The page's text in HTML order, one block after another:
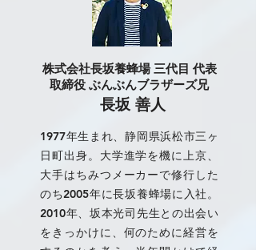
株式会社長坂養蜂場 三代目 代表
取締役 ぶんぶんブラザーズ兄
長坂 善人
1977年生まれ、静岡県浜松市三ヶ
日町出身。大学進学を機に上京、
大手はちみつメーカーで修行した
のち2005年に長坂養蜂場に入社。
2010年、坂本光司先生との出会い
をきっかけに、何のために経営を